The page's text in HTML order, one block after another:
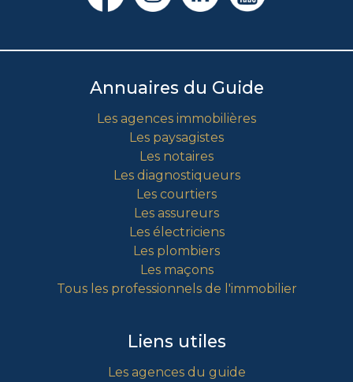
Annuaires du Guide
Les agences immobilières
Les paysagistes
Les notaires
Les diagnostiqueurs
Les courtiers
Les assureurs
Les électriciens
Les plombiers
Les maçons
Tous les professionnels de l'immobilier
Liens utiles
Les agences du guide